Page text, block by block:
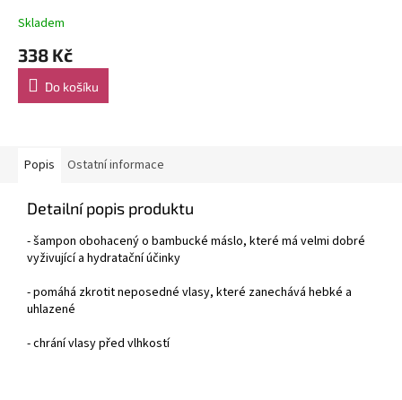
Skladem
338 Kč
Do košíku
Popis Ostatní informace
Detailní popis produktu
- šampon obohacený o bambucké máslo, které má velmi dobré
vyživující a hydratační účinky
- pomáhá zkrotit neposedné vlasy, které zanechává hebké a
uhlazené
- chrání vlasy před vlhkostí